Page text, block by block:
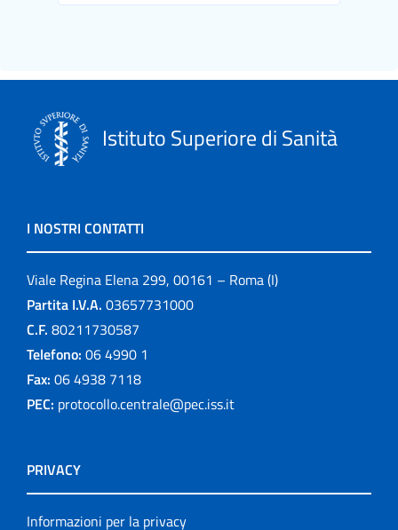
Istituto Superiore di Sanità
I NOSTRI CONTATTI
Viale Regina Elena 299, 00161 – Roma (I)
Partita I.V.A. 03657731000
C.F. 80211730587
Telefono: 06 4990 1
Fax: 06 4938 7118
PEC: protocollo.centrale@pec.iss.it
PRIVACY
Informazioni per la privacy